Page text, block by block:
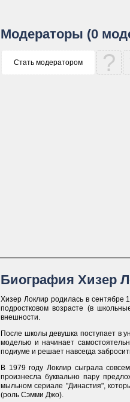
Модераторы (0
Стать модератором ?
Биография Хизер
Хизер Локлир родилась в
подростковом возрасте (в
внешности.
После школы девушка поступает в
моделью и начинает
подиуме и решает навсегда
В 1979 году Локлир сыграла
произнесла буквально пару
мыльном сериале "Династия",
(роль Сэмми Джо).